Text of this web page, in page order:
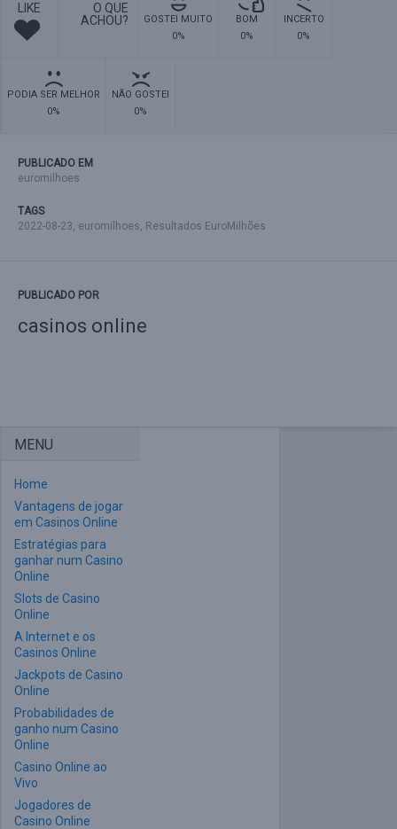
LIKE
O QUE
ACHOU?
GOSTEI MUITO
0%
BOM
0%
INCERTO
0%
PODIA SER MELHOR
0%
NÃO GOSTEI
0%
PUBLICADO EM
euromilhoes
TAGS
2022-08-23, euromilhoes, Resultados EuroMilhões
PUBLICADO POR
casinos online
MENU
Home
Vantagens de jogar
em Casinos Online
Estratégias para
ganhar num Casino
Online
Slots de Casino
Online
A Internet e os
Casinos Online
Jackpots de Casino
Online
Probabilidades de
ganho num Casino
Online
Casino Online ao
Vivo
Jogadores de
Casino Online